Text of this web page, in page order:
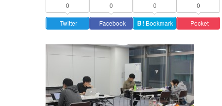
0
Twitter
0
Facebook
0
Ｂ! Bookmark
0
Pocket